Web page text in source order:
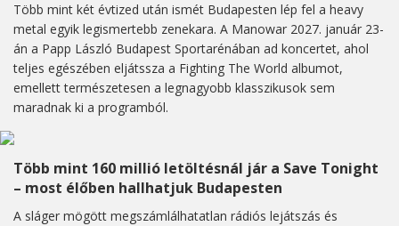
Több mint két évtized után ismét Budapesten lép fel a heavy
metal egyik legismertebb zenekara. A Manowar 2027. január 23-
án a Papp László Budapest Sportarénában ad koncertet, ahol
teljes egészében eljátssza a Fighting The World albumot,
emellett természetesen a legnagyobb klasszikusok sem
maradnak ki a programból.
Több mint 160 millió letöltésnál jár a Save Tonight
– most élőben hallhatjuk Budapesten
A sláger mögött megszámlálhatatlan rádiós lejátszás és